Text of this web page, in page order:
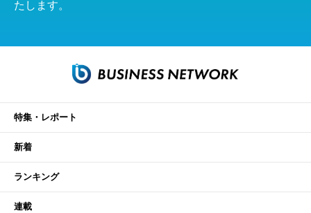
たします。
特集・レポート
新着
ランキング
連載